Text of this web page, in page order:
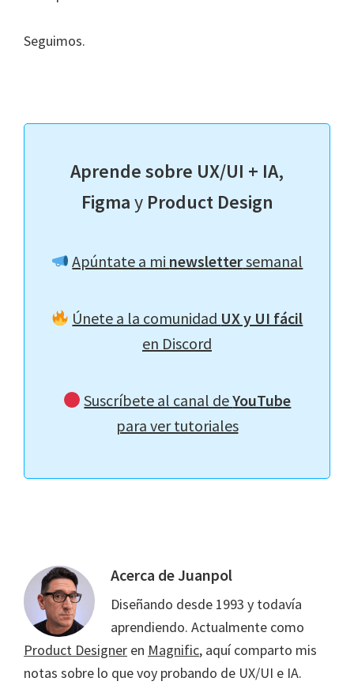
Seguimos.
Aprende sobre UX/UI + IA,
Figmay Product Design
Apúntate a mi newslettersemanal
Únete a la comunidad UX y UI fácil
en Discord
Suscríbete al canal deYouTube
para ver tutoriales
Acerca deJuanpol
Diseñando desde 1993 y todavía
aprendiendo. Actualmente como
Product Designer en Magnific, aquí comparto mis
notas sobre lo que voy probando de UX/UI e IA.